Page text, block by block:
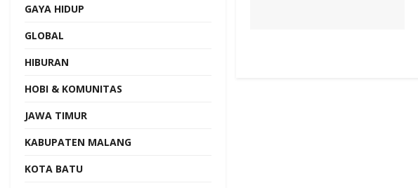
GAYA HIDUP
GLOBAL
HIBURAN
HOBI & KOMUNITAS
JAWA TIMUR
KABUPATEN MALANG
KOTA BATU